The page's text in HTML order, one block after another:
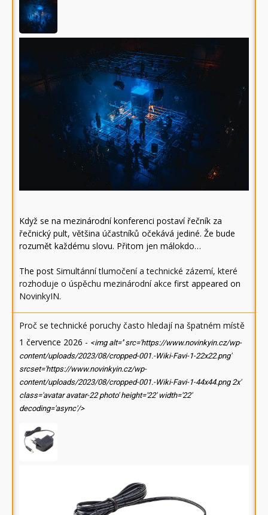
Když se na mezinárodní konferenci postaví řečník za
řečnický pult, většina účastníků očekává jediné. Že bude
rozumět každému slovu. Přitom jen málokdo…
The post Simultánní tlumočení a technické zázemí, které
rozhoduje o úspěchu mezinárodní akce first appeared on
NovinkyIN.
Proč se technické poruchy často hledají na špatném místě
1 července 2026 - <img alt='' src='https://www.novinkyin.cz/wp-
content/uploads/2023/08/cropped-001.-Wiki-Favi-1-22x22.png'
srcset='https://www.novinkyin.cz/wp-
content/uploads/2023/08/cropped-001.-Wiki-Favi-1-44x44.png 2x'
class='avatar avatar-22 photo' height='22' width='22'
decoding='async'/>